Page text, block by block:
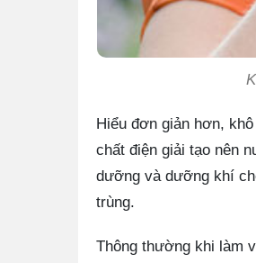
Hiểu đơn giản hơn,
chất điện giải tạo nên
dưỡng và dưỡng khí
trùng.
Thông thường khi làm